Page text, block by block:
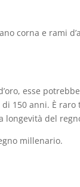
corna e rami
esse
150 anni. È
longevità del
millenario.